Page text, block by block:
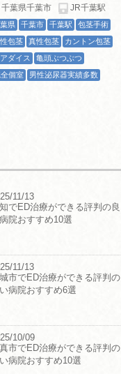
千葉県千葉市 JR千葉駅
県 千葉市 千葉駅
包茎手術
包茎
真性包茎
カントン包茎
ダイス
亀頭ぶつぶつ
個室 男性泌尿器実績多数
11/13
でED治療ができる評判の良
院おすすめ10選
11/13
市でED治療ができる評判の
病院おすすめ6選
10/09
市でED治療ができる評判の
病院おすすめ10選